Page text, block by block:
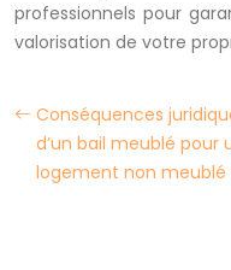
professionnels pour
valorisation de votre
Conséquences
d’un bail meublé pour
logement non meublé